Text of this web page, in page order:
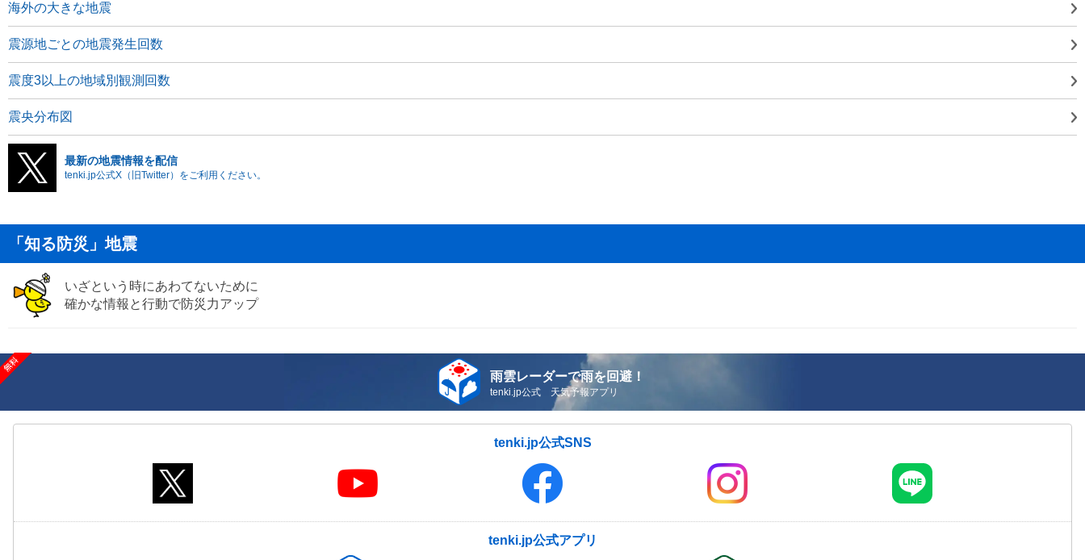
海外の大きな地震
震源地ごとの地震発生回数
震度3以上の地域別観測回数
震央分布図
最新の地震情報を配信
tenki.jp公式X（旧Twitter）をご利用ください。
「知る防災」地震
いざという時にあわてないために
確かな情報と行動で防災力アップ
雨雲レーダーで雨を回避！
tenki.jp公式 天気予報アプリ
tenki.jp公式SNS
tenki.jp公式アプリ